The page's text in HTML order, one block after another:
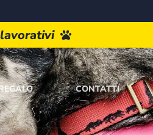
o Klarna
CONTATTI